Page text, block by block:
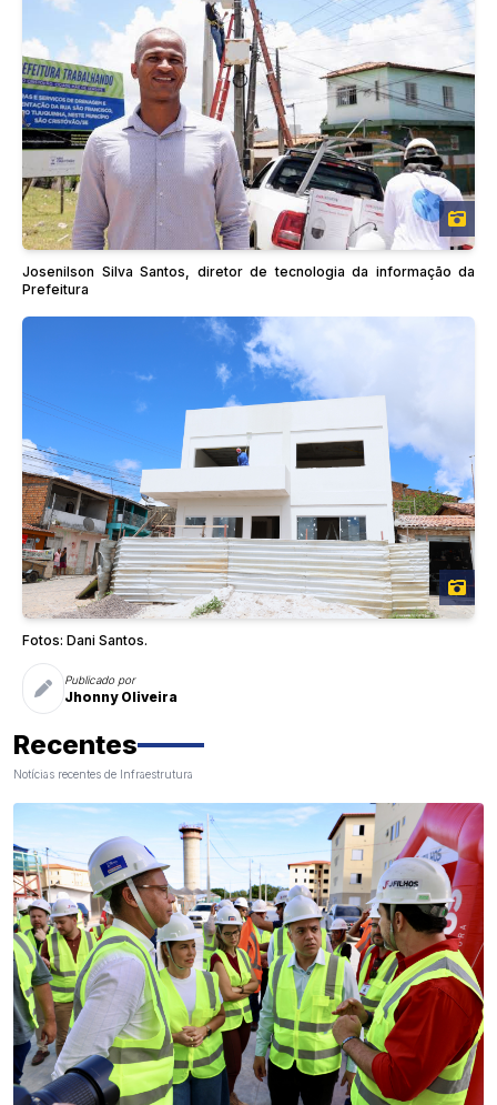
Josenilson Silva Santos, diretor de tecnologia da informação da
Prefeitura
Fotos: Dani Santos.
Publicado por
Jhonny Oliveira
Recentes
Notícias recentes de Infraestrutura